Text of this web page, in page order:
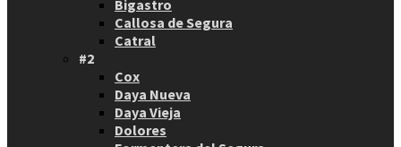
Bigastro
Callosa de Segura
Catral
#2
Cox
Daya Nueva
Daya Vieja
Dolores